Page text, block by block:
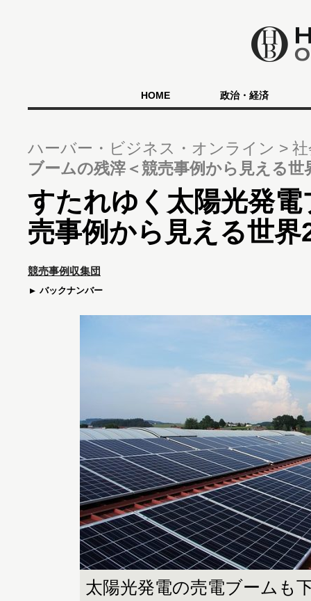
HOME 政治・経済
ハーバー・ビジネス・オンライン
ブームの残滓＜競売事例から見える世
すたれゆく太陽光発
売事例から見える世界
競売事例収集団
バックナンバー
太陽光発電の売電ブームも